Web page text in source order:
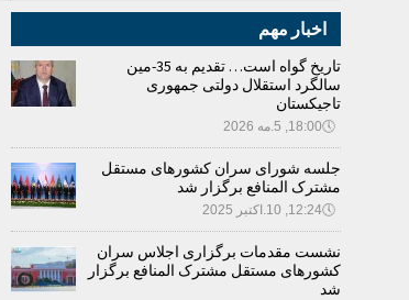
اخبار مهم
تاریخ گواه است… تقدیم به 35-مین
سالگرد استقلال دولتی جمهوری
تاجیکستان
🕔18:00, 5.مه 2026
جلسه شورای سران کشورهای مستقل
مشترک المنافع برگزار شد
🕔12:24, 10.اکتبر 2025
نشست مقدمات برگزاری اجلاس سران
کشورهای مستقل مشترک المنافع برگزار
شد